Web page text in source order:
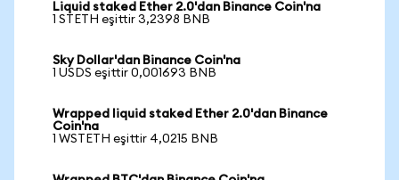
Liquid staked Ether 2.0'dan Binance Coin'na
1 STETH eşittir 3,2398 BNB
Sky Dollar'dan Binance Coin'na
1 USDS eşittir 0,001693 BNB
Wrapped liquid staked Ether 2.0'dan Binance
Coin'na
1 WSTETH eşittir 4,0215 BNB